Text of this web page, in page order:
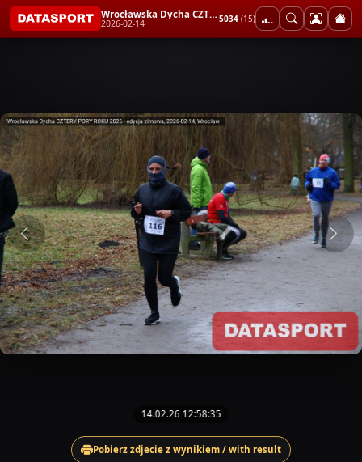
Wrocławska Dycha CZTERY PORY ROKU 2026 - edycja zimowa
2026-02-14 5034 (15)
14.02.26 12:58:35
Pobierz zdjecie z wynikiem / with result